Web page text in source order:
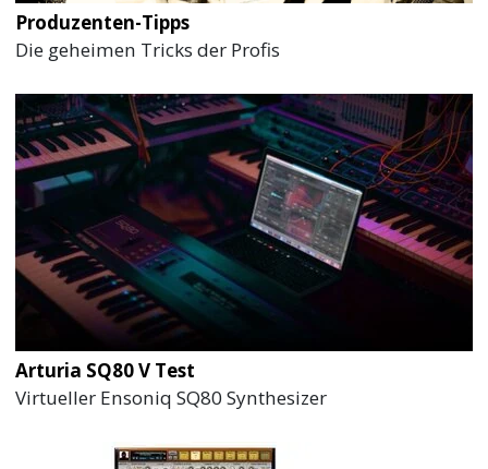
Produzenten-Tipps
Die geheimen Tricks der Profis
Arturia SQ80 V Test
Virtueller Ensoniq SQ80 Synthesizer